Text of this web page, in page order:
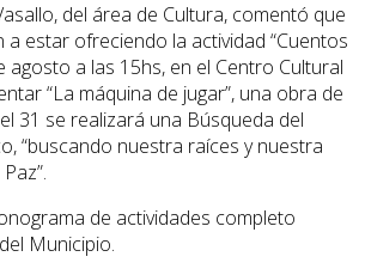
del área de Cultura, comentó que
a estar ofreciendo la actividad “Cuentos
agosto a las 15hs, en el Centro Cultural
“La máquina de jugar”, una obra de
31 se realizará una Búsqueda del
“buscando nuestra raíces y nuestra
de actividades completo
Municipio.